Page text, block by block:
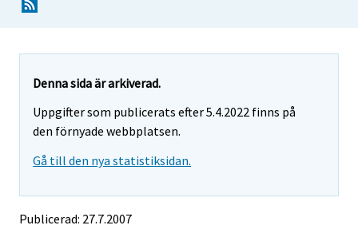
Denna sida är arkiverad.
Uppgifter som publicerats efter 5.4.2022 finns på
den förnyade webbplatsen.
Gå till den nya statistiksidan.
Publicerad: 27.7.2007